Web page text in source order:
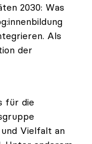
2030: Was
Als
der
für die
Vielfalt an